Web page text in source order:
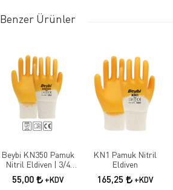
Benzer Ürünler
Beybi KN350 Pamuk
Nitril Eldiven | 3/4
Nitril Kaplama İş
Eldiveni
55,00 +KDV
KN1 Pamuk Nitril
Eldiven
165,25 +KDV